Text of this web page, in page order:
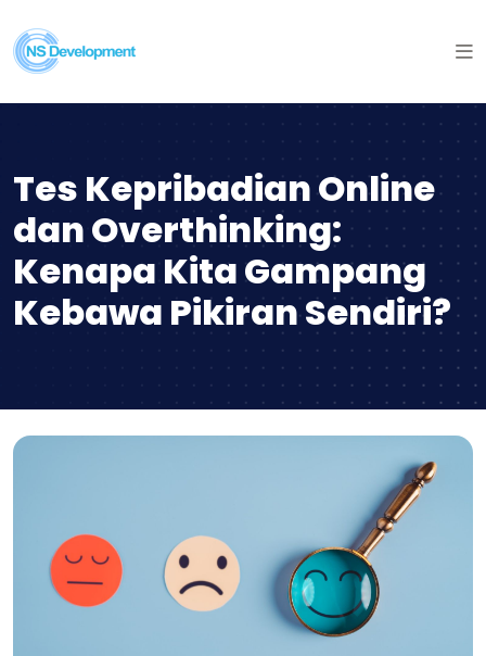
Tes Kepribadian Online
dan Overthinking:
Kenapa Kita Gampang
Kebawa Pikiran Sendiri?